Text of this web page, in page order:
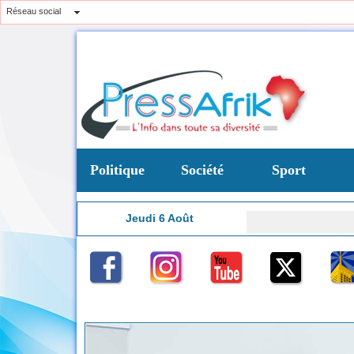
Réseau social
Politique Société Sport
Jeudi 6 Août Modernisation